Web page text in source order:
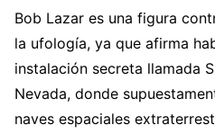
Bob Lazar es una figura
la ufología, ya que afirma
instalación secreta llamada
Nevada, donde
naves espaciales